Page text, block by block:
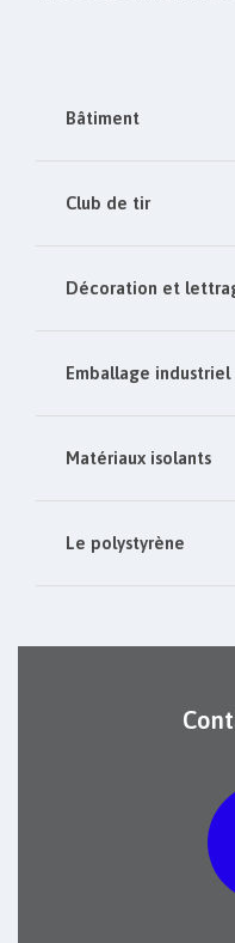
Bâtiment
Club de tir
Décoration et
Emballage industriel
Matériaux isolants
Le polystyrène